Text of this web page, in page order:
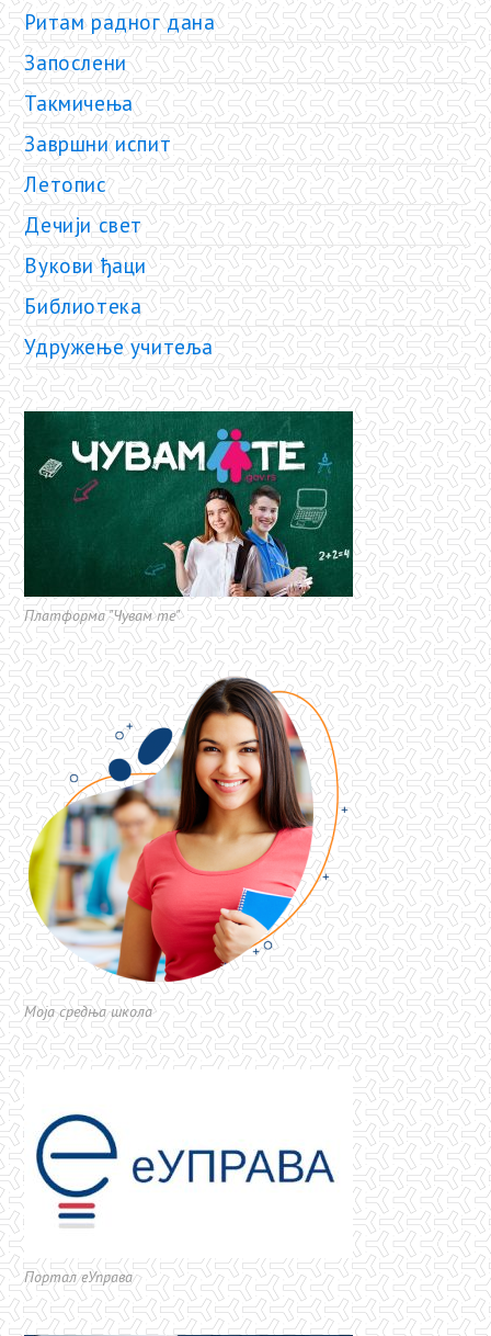
Ритам радног дана
Запослени
Такмичења
Завршни испит
Летопис
Дечији свет
Вукови ђаци
Библиотека
Удружење учитеља
Платформа "Чувам те"
Моја средња школа
Портал еУправа